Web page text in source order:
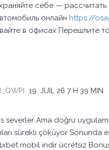
себе — рассчитать
онлайн https://
в офисах Перешлите
19. JUIL 26 7 H 39 MIN
severler Ama doğru
sürekli çöküyor Sonunda
mobil indir ücretsiz